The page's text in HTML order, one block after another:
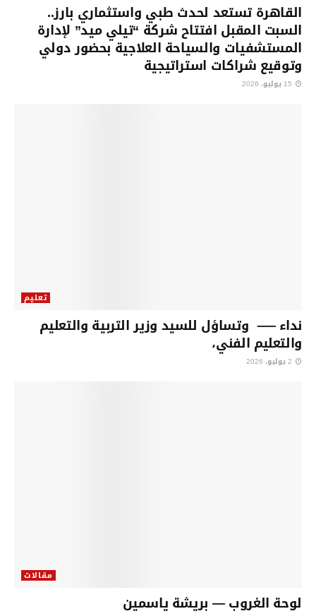
القاهرة تستعد لحدث طبي واستثماري بارز..
السبت المقبل افتتاح شركة “تيلي ميد” لإدارة
المستشفيات والسياحة العلاجية بحضور دولي
وتوقيع شراكات استراتيجية
تعليم
نداء —– وتساؤل للسيد وزير التربية والتعليم
والتعليم الفني،
مقالات
لوحة الغروب — بريشة ياسمين